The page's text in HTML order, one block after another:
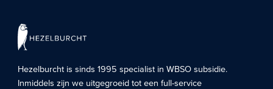
Hezelburcht is sinds 1995 specialist inWBSO subsidie.
Inmiddels zijn we uitgegroeid tot een full-service